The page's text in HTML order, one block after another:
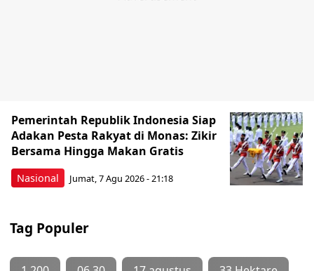
Nasional
Pemerintah Republik Indonesia Siap
Adakan Pesta Rakyat di Monas: Zikir
Bersama Hingga Makan Gratis
Jumat, 7 Agu 2026 - 21:18
Tag Populer